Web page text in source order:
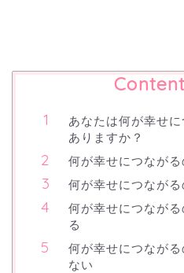
あなたは何が幸せ
ありますか？
何が幸せにつなが
何が幸せにつなが
何が幸せにつなが
る
何が幸せにつなが
ない